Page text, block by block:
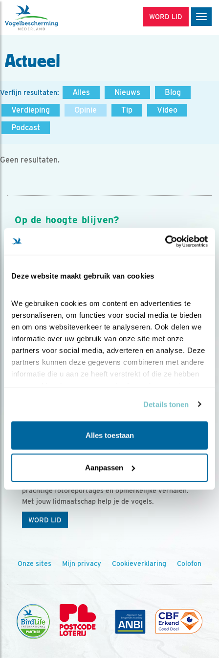
Deze website maakt gebruik van cookies
We gebruiken cookies om content en advertenties te
personaliseren, om functies voor social media te bieden
en om ons websiteverkeer te analyseren. Ook delen we
informatie over uw gebruik van onze site met onze
partners voor social media, adverteren en analyse. Deze
partners kunnen deze gegevens combineren met andere
informatie die u aan ze heeft verstrekt of die ze hebben
Details tonen
Alles toestaan
Aanpassen
WORD LID
Actueel
Verfijn resultaten: Alles Nieuws
Blog
Verdieping
Opinie Tip
Video
Podcast
Geen resultaten.
Op de hoogte blijven?
Meld je aan en ontvang nieuws, inspiratie, acties en tips
over vogels en activiteiten van Vogelbescherming.
Ontvang 5 x Vogels voor € 36,00 per jaar
Vogels is het tijdschrift voor onze leden, met
prachtige fotoreportages en opmerkelijke verhalen.
Met jouw lidmaatschap help je de vogels.
WORD LID
Onze sites Mijn privacy Cookieverklaring Colofon